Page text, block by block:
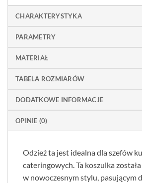
CHARAKTERYSTYKA
PARAMETRY
MATERIAŁ
TABELA ROZMIARÓW
DODATKOWE INFORMACJE
OPINIE (0)
Odzież ta jest idealna dla szefów
cateringowych. Ta koszulka
w nowoczesnym stylu, pasującym